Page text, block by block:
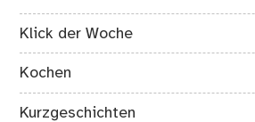
Klick der Woche
Kochen
Kurzgeschichten